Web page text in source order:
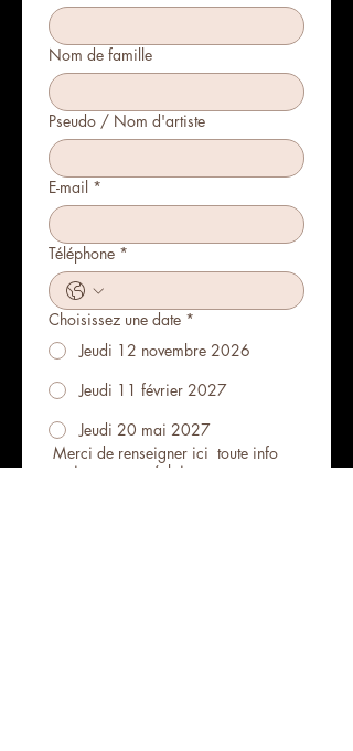
Nom de famille
Pseudo / Nom d'artiste
E-mail *
Téléphone *
Choisissez une date *
Jeudi 12 novembre 2026
Jeudi 11 février 2027
Jeudi 20 mai 2027
Merci de renseigner ici toute info
pertinente nous éclairant sur votre